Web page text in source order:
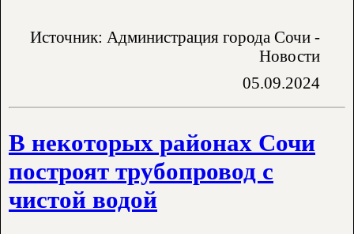
Источник: Администрация города Сочи -
Новости
05.09.2024
В некоторых районах Сочи
построят трубопровод с
чистой водой